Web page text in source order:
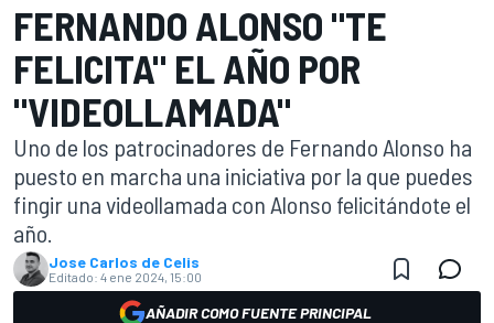
FERNANDO ALONSO "TE
FELICITA" EL AÑO POR
"VIDEOLLAMADA"
Uno de los patrocinadores de Fernando Alonso ha
puesto en marcha una iniciativa por la que puedes
fingir una videollamada con Alonso felicitándote el
año.
Jose Carlos de Celis
Editado: 4 ene 2024, 15:00
AÑADIR COMO FUENTE PRINCIPAL